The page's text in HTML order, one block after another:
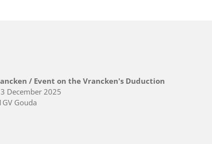
/ Event on the Vrancken's Duduction
December 2025
Gouda